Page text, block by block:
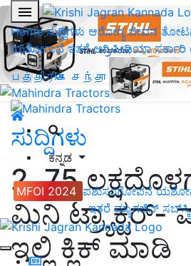
Home ಸುದ್ದಿಗಳು ಆರೋಗ್ಯ ಜೀವನ
ಯಶೋಗಾಥೆ ಇತರೆ ಅಗ್ರಿಪೀಡಿಯಾ
பத்திரிகை சந்தா
ಕನ್ನಡ
MFOI 2024 ಪಶುಸಂಗೋಪನೆ
ಇತರೆ ಮ್ಯಾಗಜಿನ್‌
ಸುದ್ದಿಗಳು
2. 75
ಮಿನಿ ಟ್ರ್ಯಾಕ್ಟರ್-
ಇಲ್ಲಿ ಕ್ಲಿಕ್ ಮಾಡಿ